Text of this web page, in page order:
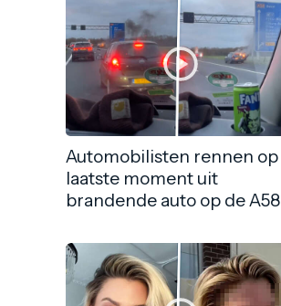
Automobilisten rennen op
laatste moment uit
brandende auto op de A58